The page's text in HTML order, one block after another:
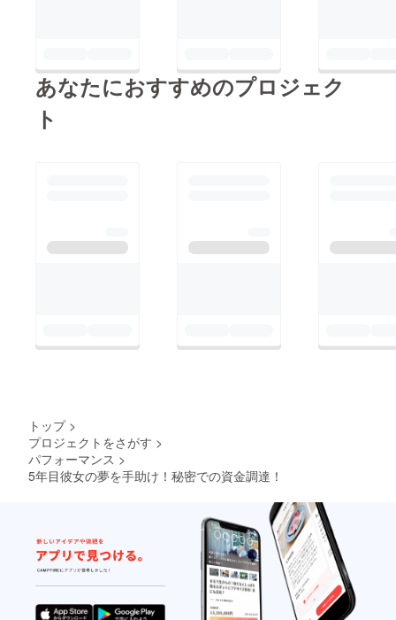
あなたにおすすめのプロジェク
ト
トップ >
プロジェクトをさがす >
パフォーマンス >
5年目彼女の夢を手助け！秘密での資金調達！